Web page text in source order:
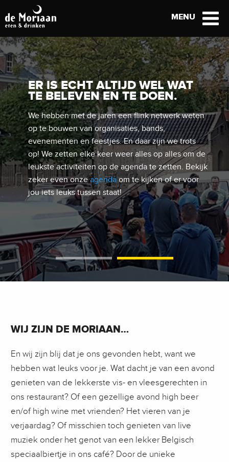
MENU
DAAR WAAR DE VISMARKT
ALTIJD HEEFT GESTAAN.
De Moriaan heeft een zeer rijke historie. Het pand
heeft al vele rollen vervuld. Zo was het café een
voormalige vismarkt, maar ooit was het restaurant
een school, kantoor of zelfs een theater. Zo is De
Moriaan al jarenlang een bekende in het
Roosendaalse.
ER IS ECHT ALTIJD WEL WAT
TE BELEVEN EN TE DOEN.
We hebben met de jaren een flink netwerk weten
op te bouwen van organisaties, bands,
evenementen en feestjes. En daar zijn we trots
op! We zetten elke keer weer alles op alles om de
leukste activiteiten op de agenda te zetten. Bekijk
zeker even onzeagendaom te kijken of er voor
jou iets leuks tussen staat!
WIJ ZIJN DE MORIAAN…
En wij zijn blij dat je ons gevonden hebt, want we
hebben wat leuks voor je. Wat dacht je van een avond
genieten van de lekkerste vis- en vleesgerechten in
ons restaurant? Of een gezellige avond high beer
en/of high wine met vrienden? Het vieren van je
verjaardag? Of misschien toch genieten van live
muziek onder het genot van een lekker Belgisch
speciaalbiertje in ons café? Door de unieke